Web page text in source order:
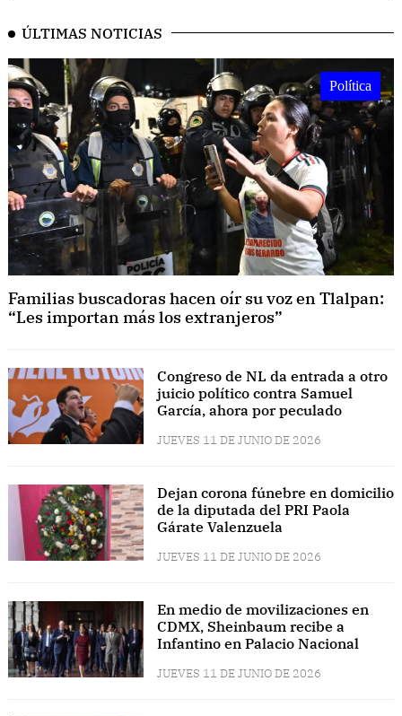
ÚLTIMAS NOTICIAS
Política
Familias buscadoras hacen oír su voz en Tlalpan:
“Les importan más los extranjeros”
Congreso de NL da entrada a otro
juicio político contra Samuel
García, ahora por peculado
JUEVES 11 DE JUNIO DE 2026
Dejan corona fúnebre en domicilio
de la diputada del PRI Paola
Gárate Valenzuela
JUEVES 11 DE JUNIO DE 2026
En medio de movilizaciones en
CDMX, Sheinbaum recibe a
Infantino en Palacio Nacional
JUEVES 11 DE JUNIO DE 2026